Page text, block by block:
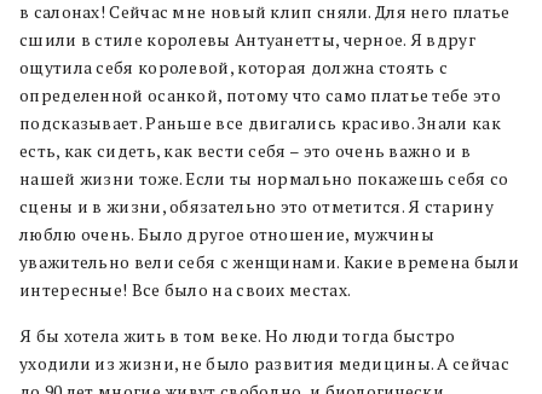
в салонах! Сейчас мне новый клип сняли. Для него платье
сшили в стиле королевы Антуанетты, черное. Я вдруг
ощутила себя королевой, которая должна стоять с
определенной осанкой, потому что само платье тебе это
подсказывает. Раньше все двигались красиво. Знали как
есть, как сидеть, как вести себя – это очень важно и в
нашей жизни тоже. Если ты нормально покажешь себя со
сцены и в жизни, обязательно это отметится. Я старину
люблю очень. Было другое отношение, мужчины
уважительно вели себя с женщинами. Какие времена были
интересные! Все было на своих местах.
Я бы хотела жить в том веке. Но люди тогда быстро
уходили из жизни, не было развития медицины. А сейчас